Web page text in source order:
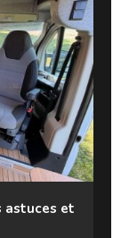
astuces et